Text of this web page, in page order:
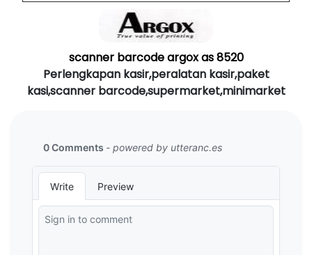
scanner barcode argox as 8520
Perlengkapan kasir,peralatan kasir,paket
kasi,scanner barcode,supermarket,minimarket